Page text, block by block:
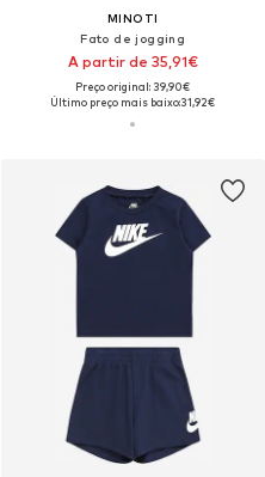
MINOTI
Fato de jogging
A partir de 35,91€
Preço original: 39,90€
Último preço mais baixo:31,92€